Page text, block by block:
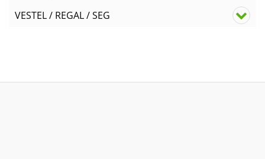
VESTEL / REGAL / SEG